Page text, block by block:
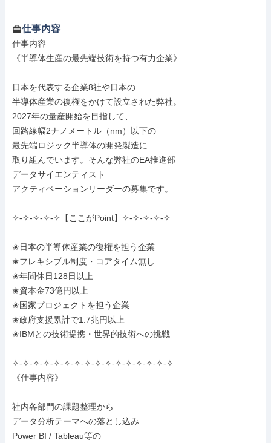
仕事内容
仕事内容
《半導体生産の最先端技術を持つ有力企業》
日本を代表する企業8社や日本の
半導体産業の復権をかけて設立された弊社。
2027年の量産開始を目指して、
回路線幅2ナノメートル（nm）以下の
最先端ロジック半導体の開発製造に
取り組んでいます。そんな弊社のEA推進部
データサイエンティスト
アクティベーションリーダーの募集です。
✧-✧-✧-✧-✧【ここがPoint】✧-✧-✧-✧-✧
✬日本の半導体産業の復権を担う企業
✬フレキシブル制度・コアタイム無し
✬年間休日128日以上
✬資本金73億円以上
✬国家プロジェクトを担う企業
✬政府支援累計で1.7兆円以上
✬IBMとの技術提携・世界的技術への挑戦
✧-✧-✧-✧-✧-✧-✧-✧-✧-✧-✧-✧-✧-✧-✧-✧
《仕事内容》
社内各部門の課題整理から
データ分析テーマへの落とし込み
Power BI / Tableau等の